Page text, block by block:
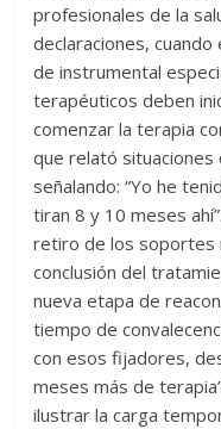
profesionales de la
declaraciones, cuando
de instrumental
terapéuticos deben
comenzar la terapia
que relató
señalando: “Yo he
tiran 8 y 10 meses
retiro de los soportes
conclusión del
nueva etapa de
tiempo de
con esos fijadores,
meses más de
ilustrar la carga